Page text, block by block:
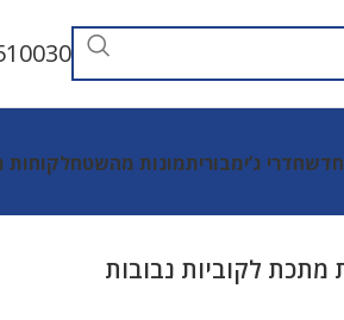
חדשחדרי ג’ימבוריתמונות מהשטחלקוחות
מתכת לקוביות נבובות